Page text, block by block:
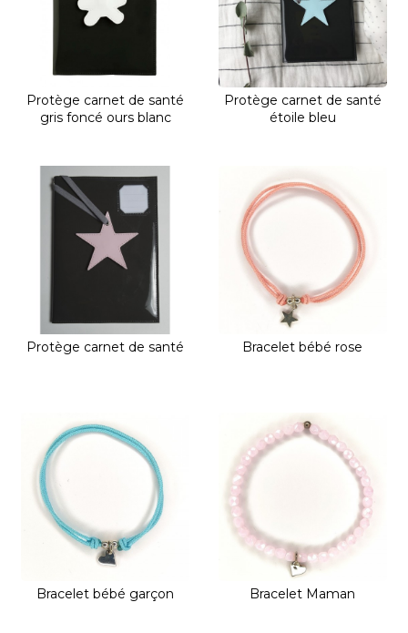
Protège carnet de santé
gris foncé ours blanc
Protège carnet de santé
étoile bleu
Protège carnet de santé Bracelet bébé rose
Bracelet bébé garçon Bracelet Maman